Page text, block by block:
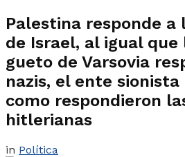
Palestina responde a
de Israel, al igual que
gueto de Varsovia
nazis, el ente sionista
como respondieron
hitlerianas
in Política